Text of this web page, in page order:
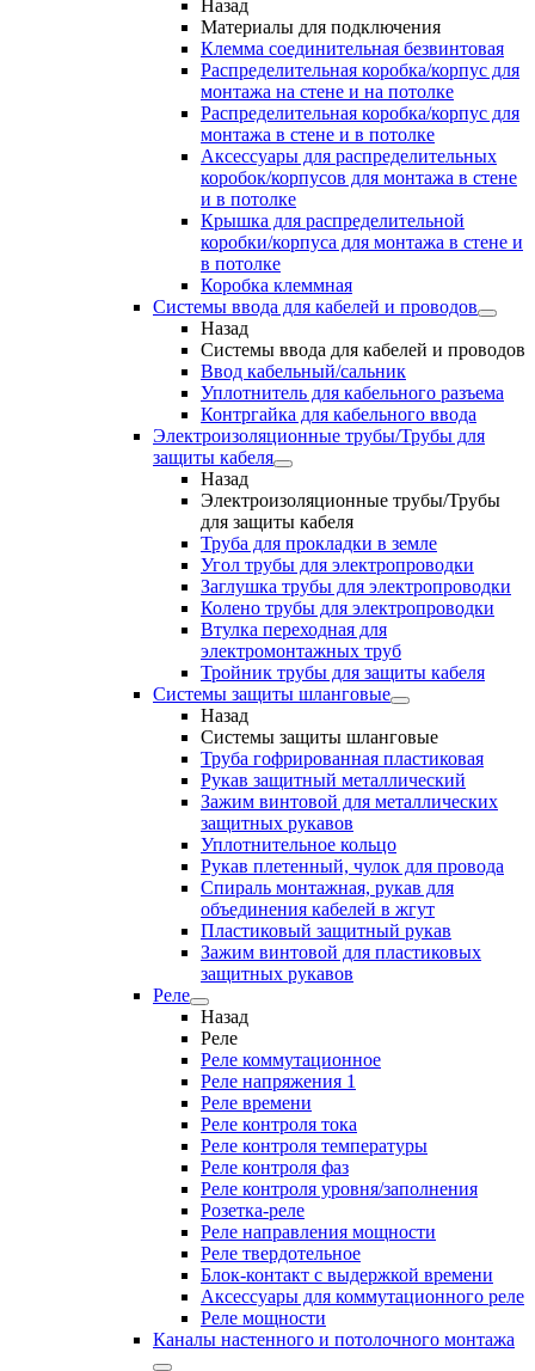
Назад
Материалы для подключения
Клемма соединительная безвинтовая
Распределительная коробка/корпус для
монтажа на стене и на потолке
Распределительная коробка/корпус для
монтажа в стене и в потолке
Аксессуары для распределительных
коробок/корпусов для монтажа в стене
и в потолке
Крышка для распределительной
коробки/корпуса для монтажа в стене и
в потолке
Коробка клеммная
Системы ввода для кабелей и проводов
Назад
Системы ввода для кабелей и проводов
Ввод кабельный/сальник
Уплотнитель для кабельного разъема
Контргайка для кабельного ввода
Электроизоляционные трубы/Трубы для
защиты кабеля
Назад
Электроизоляционные трубы/Трубы
для защиты кабеля
Труба для прокладки в земле
Угол трубы для электропроводки
Заглушка трубы для электропроводки
Колено трубы для электропроводки
Втулка переходная для
электромонтажных труб
Тройник трубы для защиты кабеля
Системы защиты шланговые
Назад
Системы защиты шланговые
Труба гофрированная пластиковая
Рукав защитный металлический
Зажим винтовой для металлических
защитных рукавов
Уплотнительное кольцо
Рукав плетенный, чулок для провода
Спираль монтажная, рукав для
объединения кабелей в жгут
Пластиковый защитный рукав
Зажим винтовой для пластиковых
защитных рукавов
Реле
Назад
Реле
Реле коммутационное
Реле напряжения 1
Реле времени
Реле контроля тока
Реле контроля температуры
Реле контроля фаз
Реле контроля уровня/заполнения
Розетка-реле
Реле направления мощности
Реле твердотельное
Блок-контакт с выдержкой времени
Аксессуары для коммутационного реле
Реле мощности
Каналы настенного и потолочного монтажа